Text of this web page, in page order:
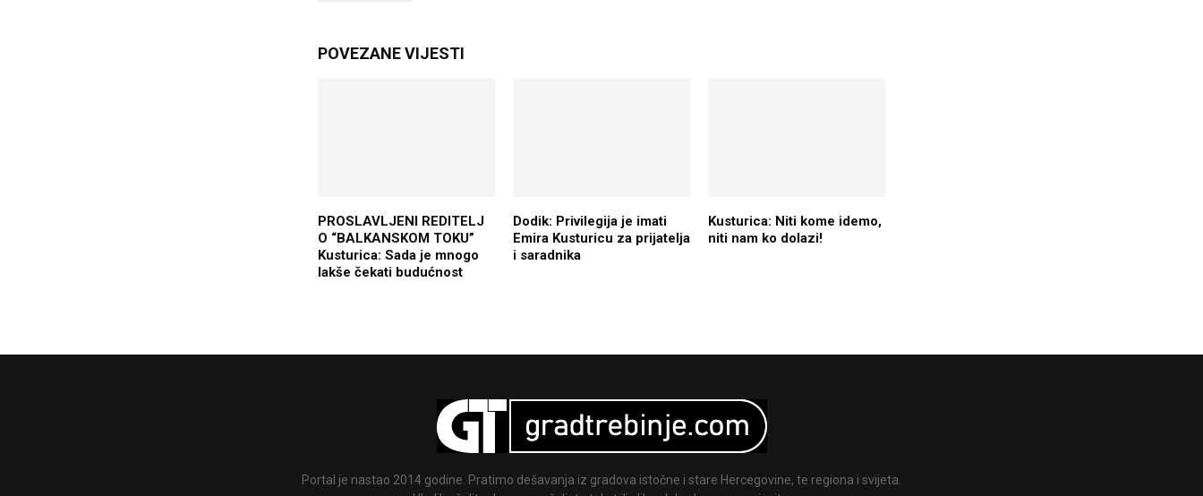
POVEZANE VIJESTI
PROSLAVLJENI REDITELJ
O “BALKANSKOM TOKU”
Kusturica: Sada je mnogo
lakše čekati budućnost
Dodik: Privilegija je imati
Emira Kusturicu za prijatelja
i saradnika
Kusturica: Niti kome idemo,
niti nam ko dolazi!
Portal je nastao 2014 godine. Pratimo dešavanja iz gradova istočne i stare Hercegovine, te regiona i svijeta.